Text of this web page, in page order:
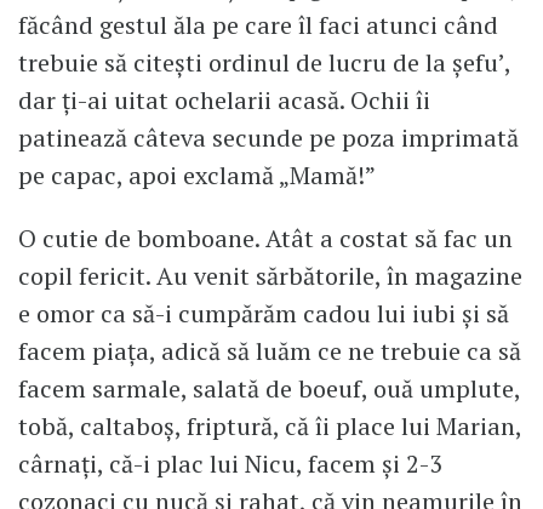
făcând gestul ăla pe care îl faci atunci când
trebuie să citești ordinul de lucru de la șefu’,
dar ți-ai uitat ochelarii acasă. Ochii îi
patinează câteva secunde pe poza imprimată
pe capac, apoi exclamă „Mamă!”
O cutie de bomboane. Atât a costat să fac un
copil fericit. Au venit sărbătorile, în magazine
e omor ca să-i cumpărăm cadou lui iubi și să
facem piața, adică să luăm ce ne trebuie ca să
facem sarmale, salată de boeuf, ouă umplute,
tobă, caltaboș, friptură, că îi place lui Marian,
cârnați, că-i plac lui Nicu, facem și 2-3
cozonaci cu nucă și rahat, că vin neamurile în